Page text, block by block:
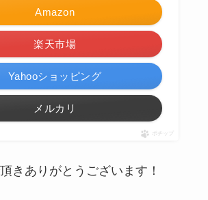
Amazon
楽天市場
Yahooショッピング
メルカリ
ポチップ
きありがとうございます！